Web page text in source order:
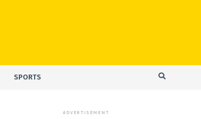
SPORTS
ADVERTISEMENT